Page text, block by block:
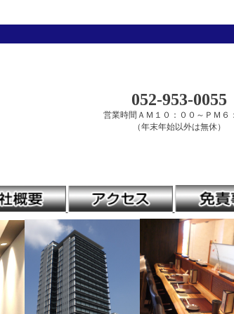
052‐953‐0055
営業時間ＡＭ１０：００～ＰＭ６
（年末年始以外は無休）